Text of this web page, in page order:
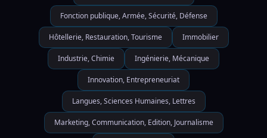
Fonction publique, Armée, Sécurité, Défense
Hôtellerie, Restauration, Tourisme Immobilier
Industrie, Chimie Ingénierie, Mécanique
Innovation, Entrepreneuriat
Langues, Sciences Humaines, Lettres
Marketing, Communication, Edition, Journalisme